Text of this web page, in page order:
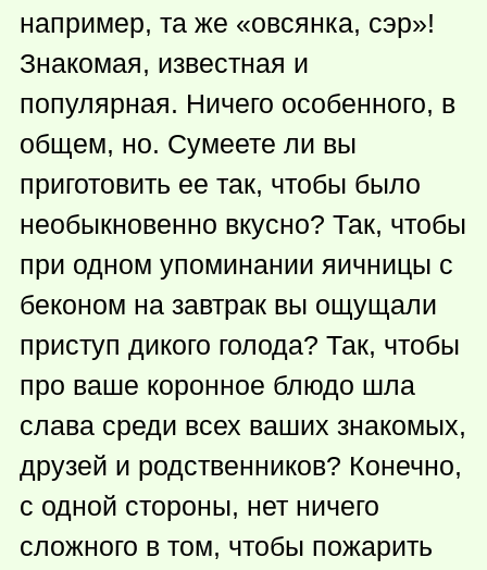
например, та же «овсянка, сэр»!
Знакомая, известная и
популярная. Ничего особенного, в
общем, но. Сумеете ли вы
приготовить ее так, чтобы было
необыкновенно вкусно? Так, чтобы
при одном упоминании яичницы с
беконом на завтрак вы ощущали
приступ дикого голода? Так, чтобы
про ваше коронное блюдо шла
слава среди всех ваших знакомых,
друзей и родственников? Конечно,
с одной стороны, нет ничего
сложного в том, чтобы пожарить